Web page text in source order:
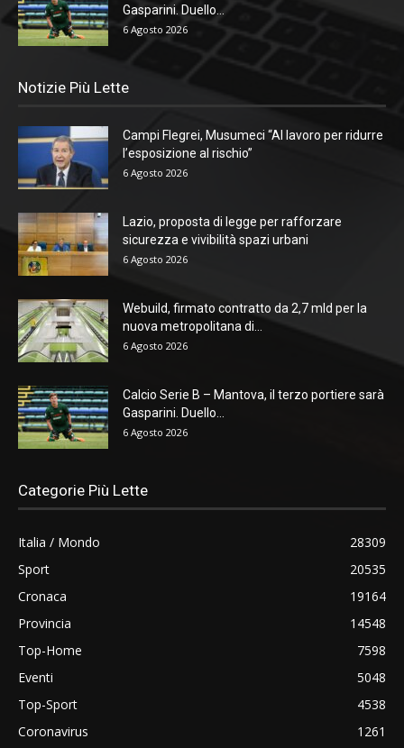
Gasparini. Duello...
6 Agosto 2026
Notizie Più Lette
Campi Flegrei, Musumeci “Al lavoro per ridurre
l’esposizione al rischio”
6 Agosto 2026
Lazio, proposta di legge per rafforzare
sicurezza e vivibilità spazi urbani
6 Agosto 2026
Webuild, firmato contratto da 2,7 mld per la
nuova metropolitana di...
6 Agosto 2026
Calcio Serie B – Mantova, il terzo portiere sarà
Gasparini. Duello...
6 Agosto 2026
Categorie Più Lette
Italia / Mondo
28309
Sport
20535
Cronaca
19164
Provincia
14548
Top-Home
7598
Eventi
5048
Top-Sport
4538
Coronavirus
1261